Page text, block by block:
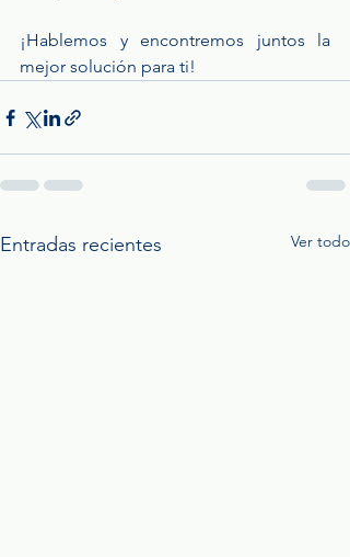
¡Hablemos y encontremos juntos la
mejor solución para ti!
Entradas recientes Ver todo